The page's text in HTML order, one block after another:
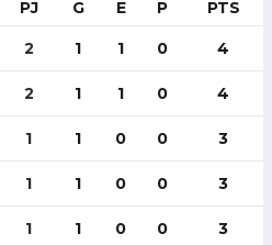
PJ G E P PTS
2 1 1 0 4
2 1 1 0 4
1 1 0 0 3
1 1 0 0 3
1 1 0 0 3